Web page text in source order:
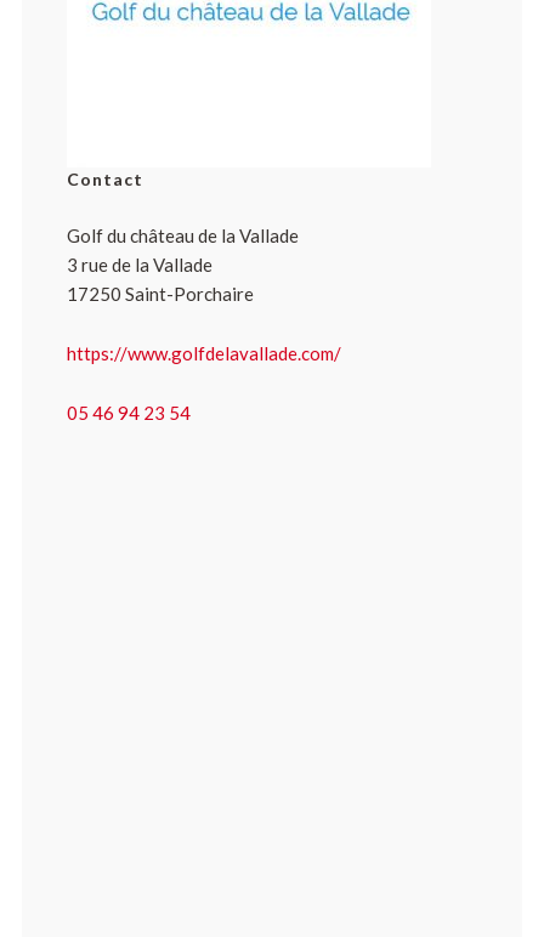
Contact
Golf du château de la Vallade
3 rue de la Vallade
17250 Saint-Porchaire
https://www.golfdelavallade.com/
05 46 94 23 54